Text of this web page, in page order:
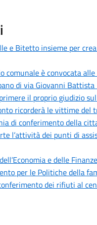
e Bitetto insieme per
comunale è convocata
di via Giovanni
il proprio giudizio
ricorderà le vittime
di conferimento della
l’attività dei punti di
e delle
per le Politiche della
dei rifiuti al